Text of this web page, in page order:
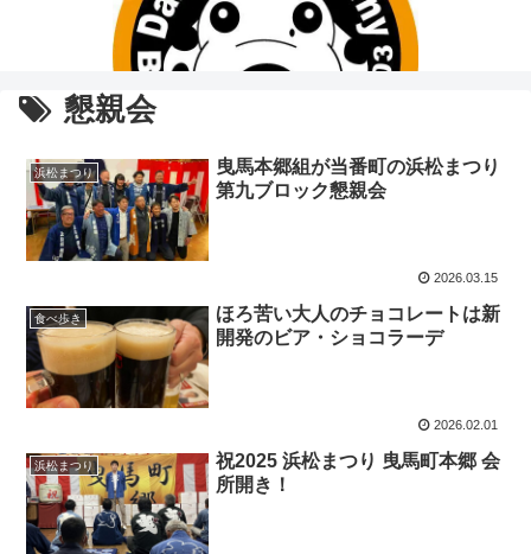
懇親会
浜松まつり
曳馬本郷組が当番町の浜松まつり
第九ブロック懇親会
2026.03.15
食べ歩き
ほろ苦い大人のチョコレートは新
開発のビア・ショコラーデ
2026.02.01
浜松まつり
祝2025 浜松まつり 曳馬町本郷 会
所開き！